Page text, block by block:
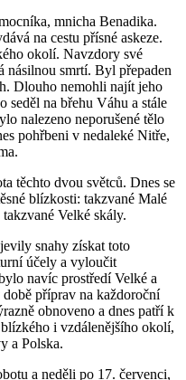
mnicha Benadika.
na cestu přísné askeze.
okolí. Navzdory své
smrtí. Byl přepaden
Dlouho nemohli najít jeho
seděl na břehu Váhu a stále
nalezeno neporušené tělo
pohřbeni v nedaleké Nitře,
těchto dvou světců. Dnes se
blízkosti: takzvané Malé
Velké skály.
snahy získat toto
účely a vyloučit
navíc prostředí Velké a
příprav na každoroční
obnoveno a dnes patří k
i vzdálenějšího okolí,
a Polska.
a neděli po 17. červenci,